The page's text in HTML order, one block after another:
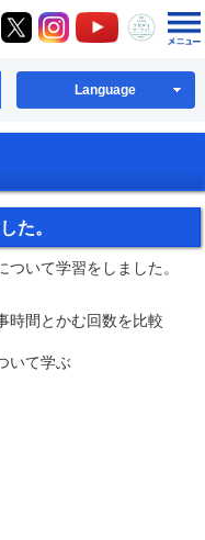
ジ
町LINE
八千代町Facebook
八千代町X八千代町Instagram
八千代町
八千
Language
た。
いて学習をしました。
時間とかむ回数を比較
いて学ぶ